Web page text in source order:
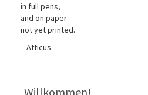
in full pens,
and on paper
not yet printed.
– Atticus
Willkommen!